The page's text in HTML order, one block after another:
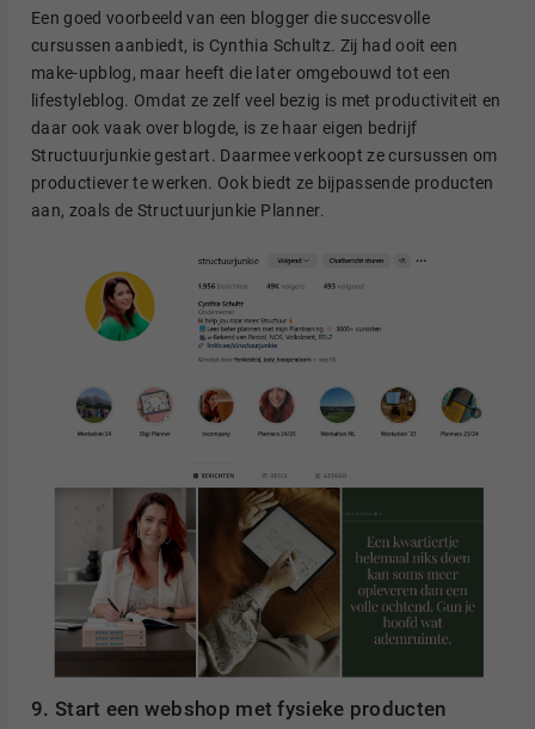
Een goed voorbeeld van een blogger die succesvolle
cursussen aanbiedt, is Cynthia Schultz. Zij had ooit een
make-upblog, maar heeft die later omgebouwd tot een
lifestyleblog. Omdat ze zelf veel bezig is met productiviteit en
daar ook vaak over blogde, is ze haar eigen bedrijf
Structuurjunkie gestart. Daarmee verkoopt ze cursussen om
productiever te werken. Ook biedt ze bijpassende producten
aan, zoals de Structuurjunkie Planner.
9. Start een webshop met fysieke producten